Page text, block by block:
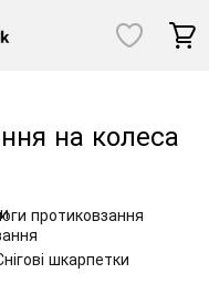
на колеса
протиковзання
шкарпетки